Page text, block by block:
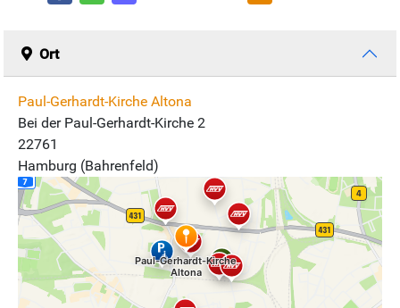
Ort
Paul-Gerhardt-Kirche Altona
Bei der Paul-Gerhardt-Kirche 2
22761
Hamburg (Bahrenfeld)